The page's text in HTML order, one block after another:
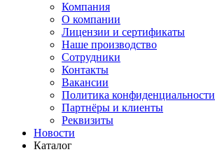
Компания
О компании
Лицензии и сертификаты
Наше производство
Сотрудники
Контакты
Вакансии
Политика конфиденциальности
Партнёры и клиенты
Реквизиты
Новости
Каталог